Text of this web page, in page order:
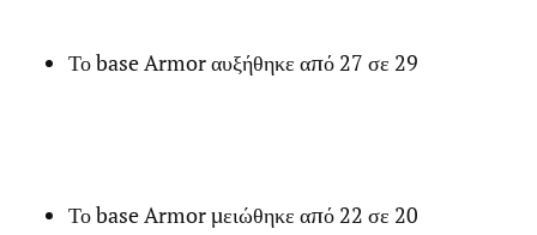
Το base Armor αυξήθηκε από 27 σε 29
Το base Armor μειώθηκε από 22 σε 20